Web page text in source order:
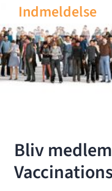
Indmeldelse
Bliv